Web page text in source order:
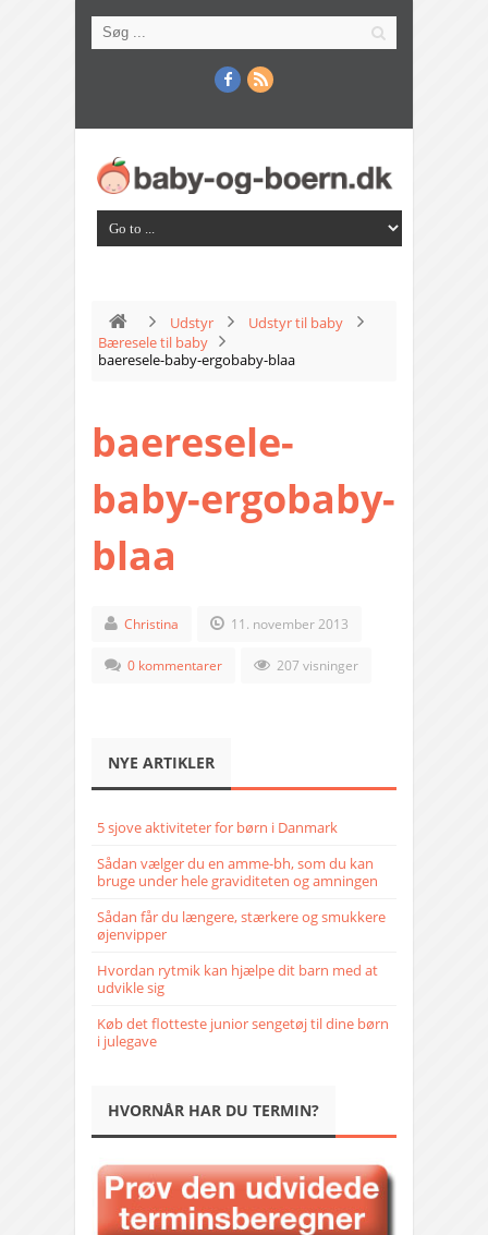
Udstyr
Udstyr til baby
Bæresele til baby
baeresele-baby-ergobaby-blaa
baeresele-
baby-ergobaby-
blaa
Christina 11. november 2013
0 kommentarer 207 visninger
NYE ARTIKLER
5 sjove aktiviteter for børn i Danmark
Sådan vælger du en amme-bh, som du kan
bruge under hele graviditeten og amningen
Sådan får du længere, stærkere og smukkere
øjenvipper
Hvordan rytmik kan hjælpe dit barn med at
udvikle sig
Køb det flotteste junior sengetøj til dine børn
i julegave
HVORNÅR HAR DU TERMIN?